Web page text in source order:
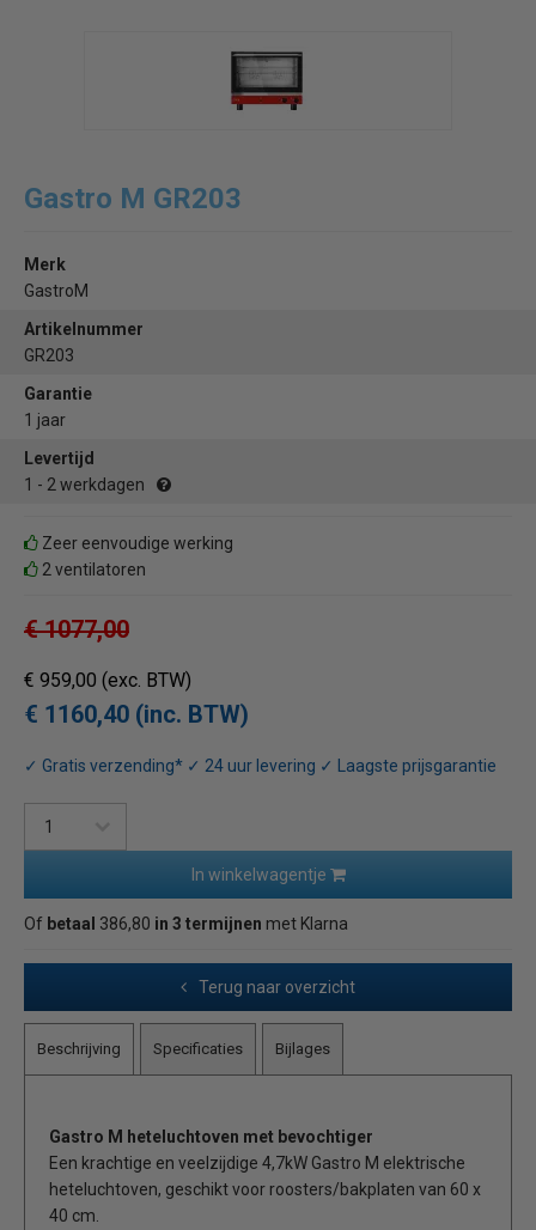
Gastro M GR203
Merk
GastroM
Artikelnummer
GR203
Garantie
1 jaar
Levertijd
1 - 2 werkdagen
Zeer eenvoudige werking
2 ventilatoren
€ 1077,00
€ 959,00 (exc. BTW)
€ 1160,40 (inc. BTW)
✓ Gratis verzending* ✓ 24 uur levering ✓ Laagste prijsgarantie
In winkelwagentje
Of betaal 386,80 in 3 termijnen met Klarna
Terug naar overzicht
Beschrijving Specificaties Bijlages
Gastro M heteluchtoven met bevochtiger
Een krachtige en veelzijdige 4,7kW Gastro M elektrische
heteluchtoven, geschikt voor roosters/bakplaten van 60 x
40 cm.